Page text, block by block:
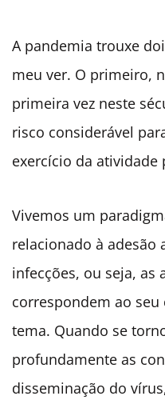
A pandemia trouxe
meu ver. O primeiro,
primeira vez neste
risco considerável
exercício da atividade
Vivemos um
relacionado à adesão
infecções, ou seja, as
correspondem ao
tema. Quando se
profundamente as
disseminação do